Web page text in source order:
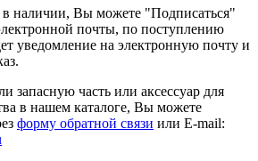
в наличии, Вы можете "Подписаться"
почты, по поступлению
уведомление на электронную почту и
запасную часть или аксессуар для
в нашем каталоге, Вы можете
форму обратной связи или E-mail: